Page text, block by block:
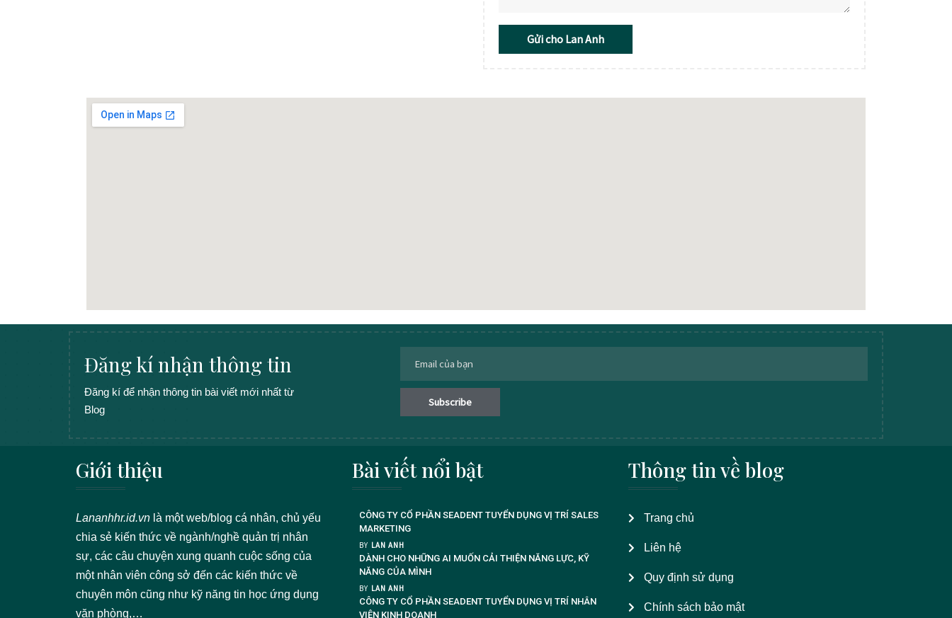
Đăng kí nhận thông tin
Đăng kí để nhận thông tin bài viết mới nhất từ
Blog
Giới thiệu
Lananhhr.id.vn là một web/blog cá nhân, chủ yếu
chia sẻ kiến thức về ngành/nghề quản trị nhân
sự, các câu chuyện xung quanh cuộc sống của
một nhân viên công sở đến các kiến thức về
chuyên môn cũng như kỹ năng tin học ứng dụng
văn phòng,…
Bài viết nổi bật
CÔNG TY CỔ PHẦN SEADENT TUYỂN DỤNG VỊ TRÍ SALES
MARKETING
BY LAN ANH
DÀNH CHO NHỮNG AI MUỐN CẢI THIỆN NĂNG LỰC, KỸ
NĂNG CỦA MÌNH
BY LAN ANH
CÔNG TY CỔ PHẦN SEADENT TUYỂN DỤNG VỊ TRÍ NHÂN
VIÊN KINH DOANH
Thông tin về blog
Trang chủ
Liên hệ
Quy định sử dụng
Chính sách bảo mật